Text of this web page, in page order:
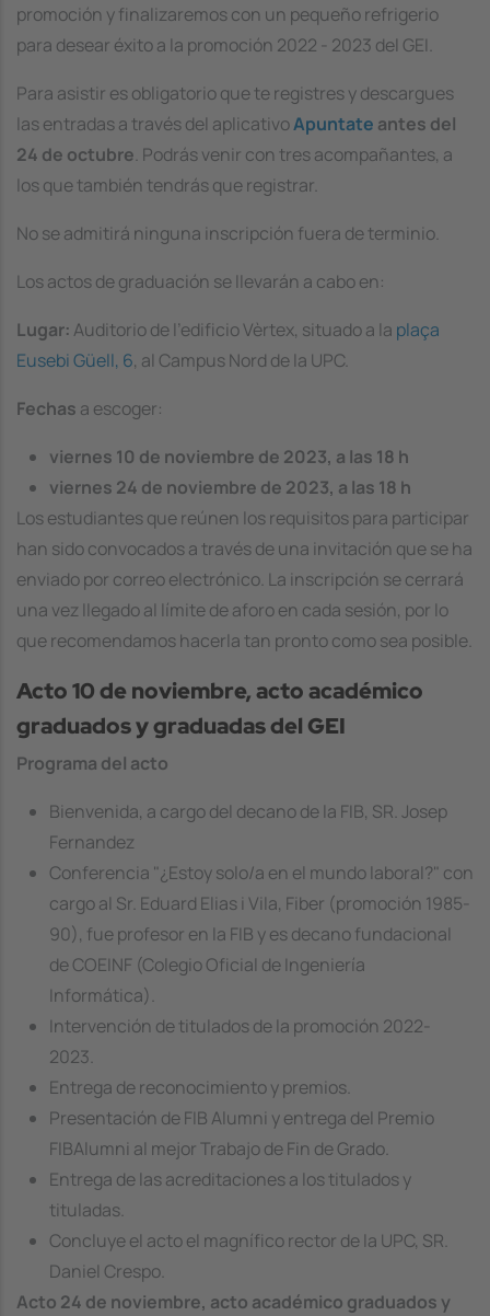
promoción y finalizaremos con un pequeño refrigerio
para desear éxito a la promoción 2022 - 2023 del GEI.
Para asistir es obligatorio que te registres y descargues
las entradas a través del aplicativoApuntate antes del
24 de octubre. Podrás venir con tres acompañantes, a
los que también tendrás que registrar.
No se admitirá ninguna inscripción fuera de terminio.
Los actos de graduación se llevarán a cabo en:
Lugar: Auditorio de l'edificio Vèrtex, situado a la plaça
Eusebi Güell, 6, al Campus Nord de la UPC.
Fechas a escoger:
viernes 10 de noviembre de 2023, a las 18 h
viernes 24 de noviembre de 2023, a las 18 h
Los estudiantes que reúnen los requisitos para participar
han sido convocados a través de una invitación que se ha
enviado por correo electrónico. La inscripción se cerrará
una vez llegado al límite de aforo en cada sesión, por lo
que recomendamos hacerla tan pronto como sea posible.
Acto 10 de noviembre, acto académico
graduados y graduadas del GEI
Programa del acto
Bienvenida, a cargo del decano de la FIB, SR. Josep
Fernandez
Conferencia "¿Estoy solo/a en el mundo laboral?" con
cargo al Sr. Eduard Elias i Vila, Fiber (promoción 1985-
90), fue profesor en la FIB y es decano fundacional
de COEINF (Colegio Oficial de Ingeniería
Informática).
Intervención de titulados de la promoción 2022-
2023.
Entrega de reconocimiento y premios.
Presentación de FIB Alumni y entrega del Premio
FIBAlumni al mejor Trabajo de Fin de Grado.
Entrega de las acreditaciones a los titulados y
tituladas.
Concluye el acto el magnífico rector de la UPC, SR.
Daniel Crespo.
Acto 24 de noviembre, acto académico graduados y